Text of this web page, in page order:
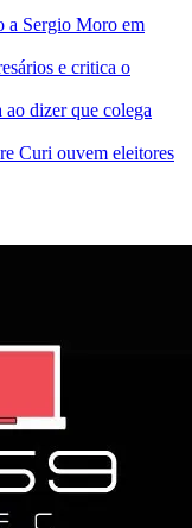
a Sergio Moro em
e critica o
dizer que colega
Curi ouvem eleitores